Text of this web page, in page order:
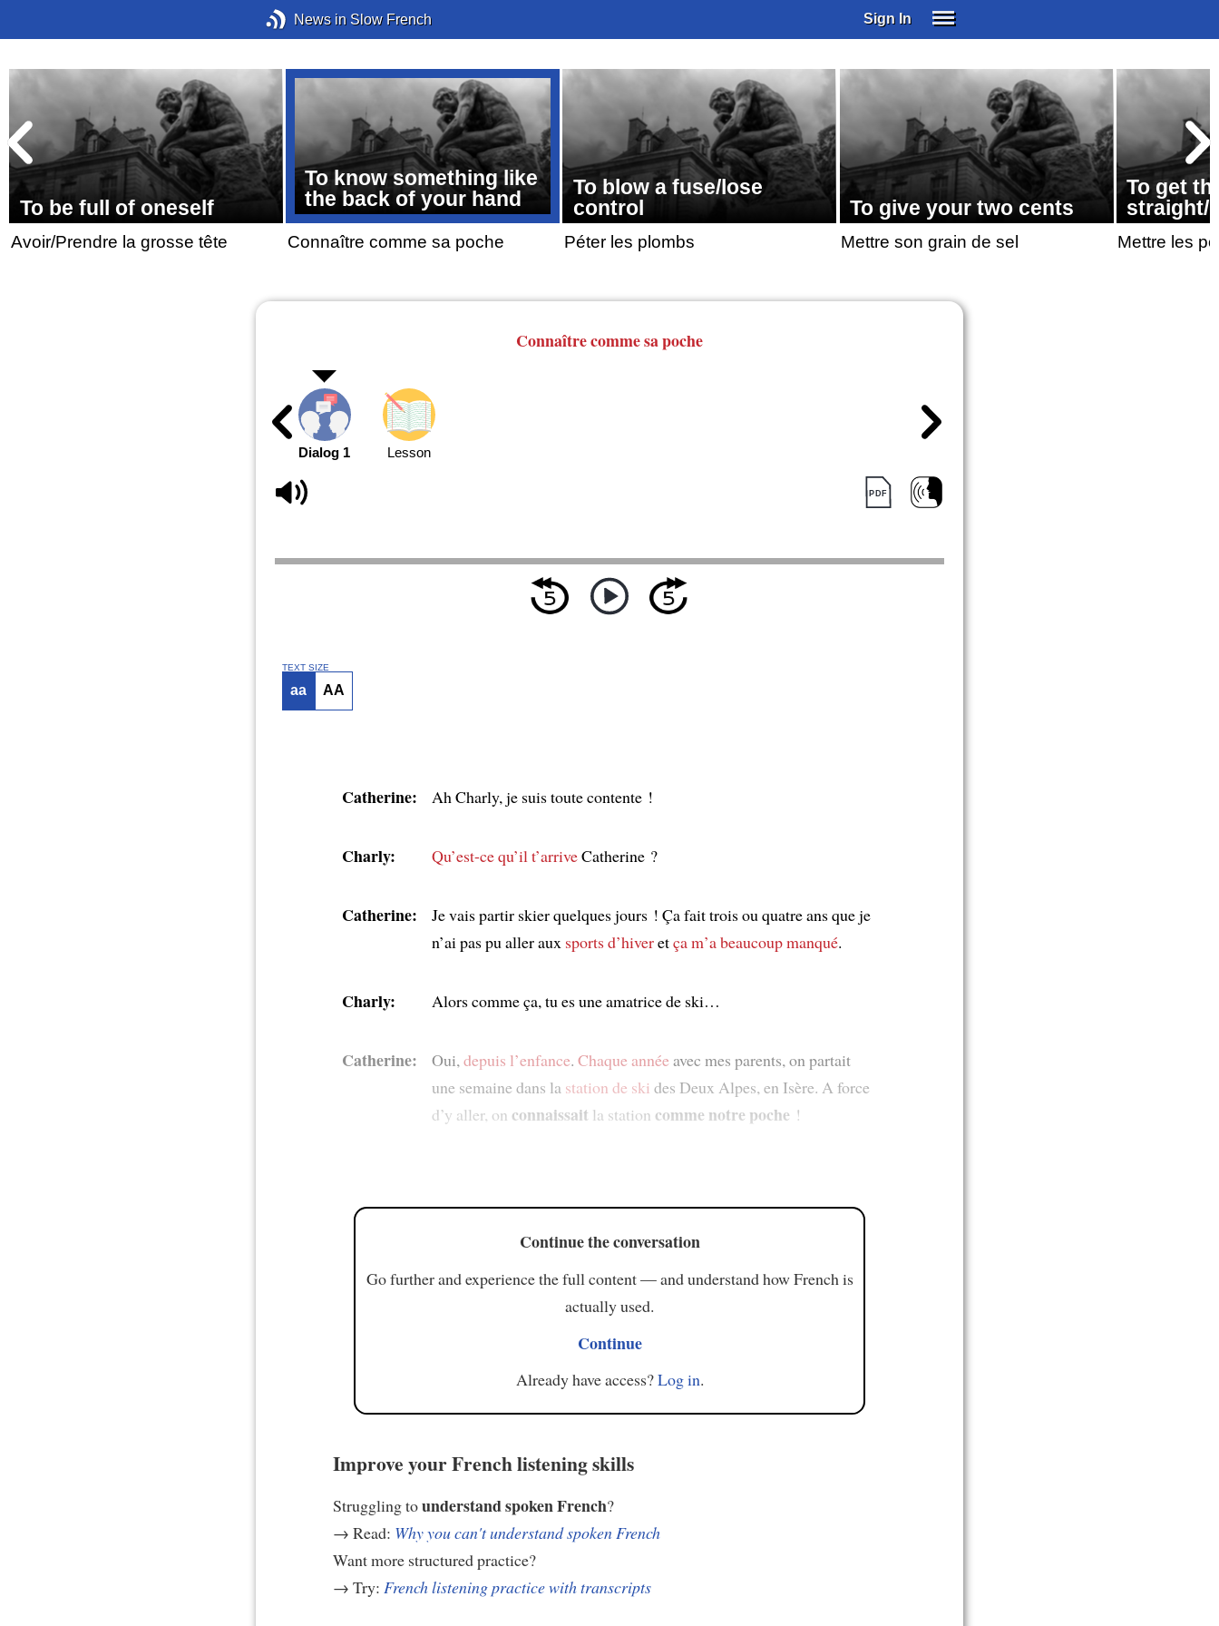
News in Slow French Sign In
SUBSCRIBE
EDUCATIONAL LICENSES
GIFT CARDS
OTHER LANGUAGES
ABOUT US
ALEXA
ADJUST COLORS
To be full of oneself
Avoir/Prendre la grosse tête
To know something like
the back of your hand
Connaître comme sa poche
To blow a fuse/lose
control
Péter les plombs
To give your two cents
Mettre son grain de sel
To get
straight/
Mettre les
Connaître comme sa poche
Dialog 1 Lesson
TEXT SIZE
aa AA
Catherine: Ah Charly, je suis toute contente !
Charly: Qu’est-ce qu’il t’arriveCatherine ?
Catherine:
Je vais partir skier quelques jours ! Ça fait trois ou quatre ans que je
n’ai pas pu aller aux sports d’hiveretça m’a beaucoup manqué.
Charly: Alors comme ça, tu es une amatrice de ski…
Catherine: Oui, depuis l’enfance. Chaque annéeavec mes parents, on partait
une semaine dans la station de ski des Deux Alpes, en Isère. A force
d’y aller, on connaissait la station comme notre poche !
Continue the conversation
Go further and experience the full content — and understand how French is
actually used.
Continue
Already have access?Log in.
Improve your French listening skills
Struggling tounderstand spoken French?
→ Read: Why you can't understand spoken French
Want more structured practice?
→ Try: French listening practice with transcripts